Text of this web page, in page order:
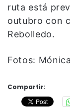
ruta está
outubro con
Rebolledo.
Fotos:
Compartir: